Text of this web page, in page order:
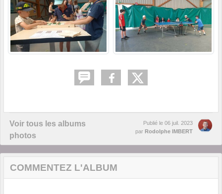
Voir tous les albums
photos
Publié le 06 juil. 2023
par Rodolphe IMBERT
COMMENTEZ L'ALBUM